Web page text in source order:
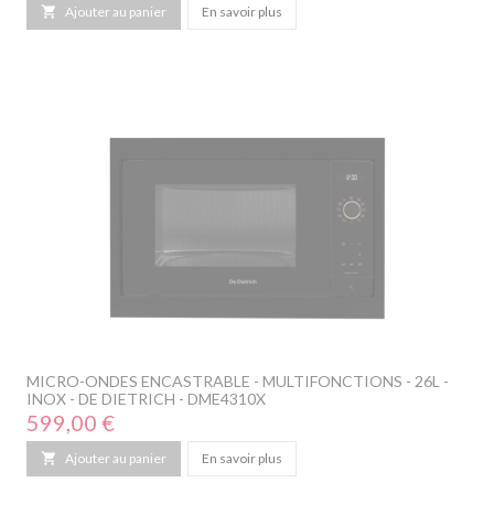
 Ajouter au panier En savoir plus
MICRO-ONDES ENCASTRABLE - MULTIFONCTIONS - 26L -
INOX - DE DIETRICH - DME4310X
Prix
599,00 €
 Ajouter au panier En savoir plus